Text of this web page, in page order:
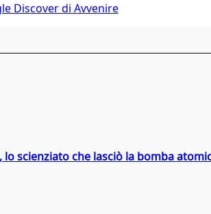
Discover di Avvenire
lo scienziato che lasciò la bomba